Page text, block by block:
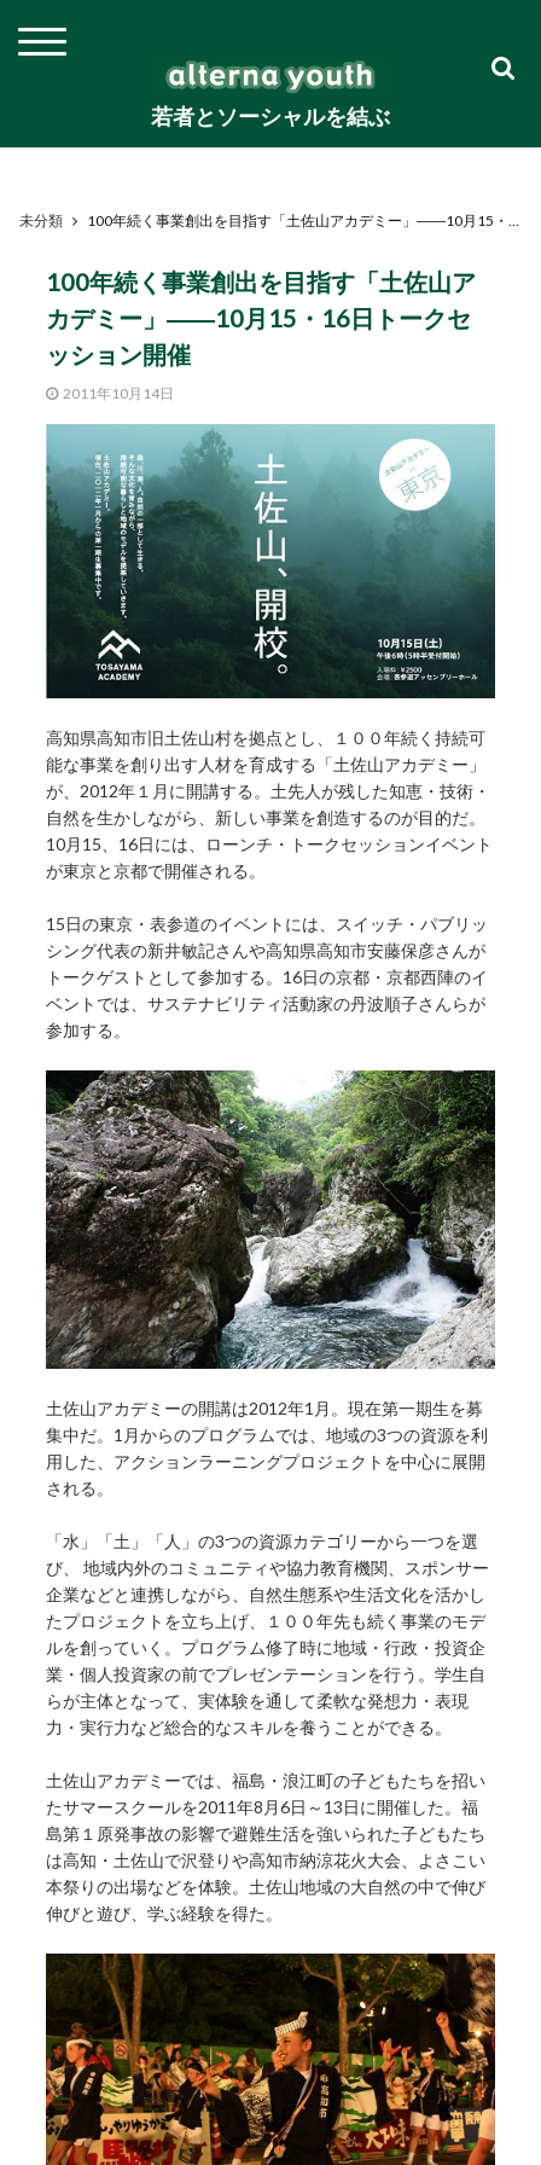
若者とソーシャルを結ぶ
未分類 100年続く事業創出を目指す「土佐山アカデミー」――10月15・16日トークセッション開催
100年続く事業創出を目指す「土佐山ア
カデミー」――10月15・16日トークセ
ッション開催
2011年10月14日
高知県高知市旧土佐山村を拠点とし、１００年続く持続可
能な事業を創り出す人材を育成する「土佐山アカデミー」
が、2012年１月に開講する。土先人が残した知恵・技術・
自然を生かしながら、新しい事業を創造するのが目的だ。
10月15、16日には、ローンチ・トークセッションイベント
が東京と京都で開催される。
15日の東京・表参道のイベントには、スイッチ・パブリッ
シング代表の新井敏記さんや高知県高知市安藤保彦さんが
トークゲストとして参加する。16日の京都・京都西陣のイ
ベントでは、サステナビリティ活動家の丹波順子さんらが
参加する。
土佐山アカデミーの開講は2012年1月。現在第一期生を募
集中だ。1月からのプログラムでは、地域の3つの資源を利
用した、アクションラーニングプロジェクトを中心に展開
される。
「水」「土」「人」の3つの資源カテゴリーから一つを選
び、 地域内外のコミュニティや協力教育機関、スポンサー
企業などと連携しながら、自然生態系や生活文化を活かし
たプロジェクトを立ち上げ、１００年先も続く事業のモデ
ルを創っていく。プログラム修了時に地域・行政・投資企
業・個人投資家の前でプレゼンテーションを行う。学生自
らが主体となって、実体験を通して柔軟な発想力・表現
力・実行力など総合的なスキルを養うことができる。
土佐山アカデミーでは、福島・浪江町の子どもたちを招い
たサマースクールを2011年8月6日～13日に開催した。福
島第１原発事故の影響で避難生活を強いられた子どもたち
は高知・土佐山で沢登りや高知市納涼花火大会、よさこい
本祭りの出場などを体験。土佐山地域の大自然の中で伸び
伸びと遊び、学ぶ経験を得た。